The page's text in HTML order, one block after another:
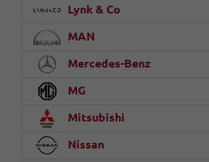
Lynk & Co
MAN
Mercedes-Benz
MG
Mitsubishi
Nissan